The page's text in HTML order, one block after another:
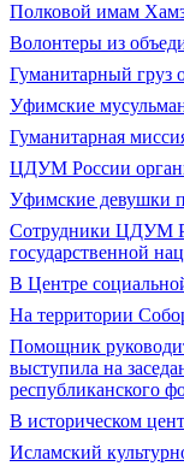
Полковой имам
Волонтеры из
Гуманитарный груз
Уфимские
Гуманитарная
ЦДУМ России
Уфимские девушки
Сотрудники ЦДУМ
государственной
В Центре
На территории
Помощник
выступила на
республиканского
В историческом
Исламский